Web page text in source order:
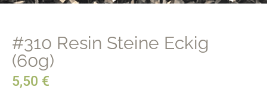
#310 Resin Steine Eckig
(60g)
5,50 €